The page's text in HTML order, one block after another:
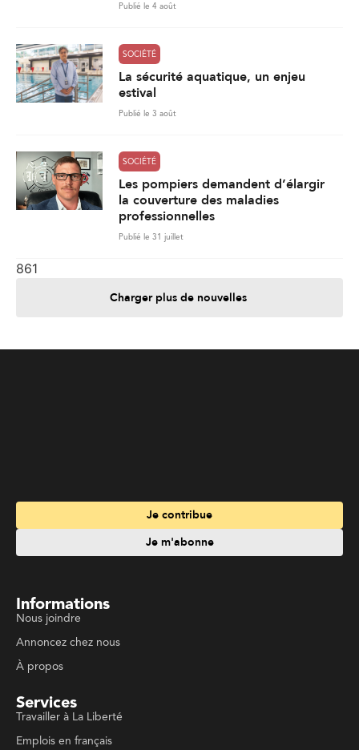
Publié le 4 août
SOCIÉTÉ
La sécurité aquatique, un enjeu
estival
Publié le 3 août
SOCIÉTÉ
Les pompiers demandent d’élargir
la couverture des maladies
professionnelles
Publié le 31 juillet
861
Charger plus de nouvelles
Informations
Services
Travailler à La Liberté
Emplois en français
Suivez La Liberté